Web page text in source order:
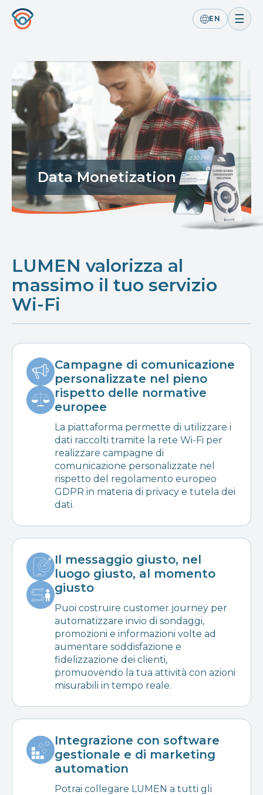
EN ☰
Data Monetization
LUMEN valorizza al
massimo il tuo servizio
Wi-Fi
Campagne di comunicazione
personalizzate nel pieno
rispetto delle normative
europee
La piattaforma permette di utilizzare i
dati raccolti tramite la rete Wi-Fi per
realizzare campagne di
comunicazione personalizzate nel
rispetto del regolamento europeo
GDPR in materia di privacy e tutela dei
dati.
Il messaggio giusto, nel
luogo giusto, al momento
giusto
Puoi costruire customer journey per
automatizzare invio di sondaggi,
promozioni e informazioni volte ad
aumentare soddisfazione e
fidelizzazione dei clienti,
promuovendo la tua attività con azioni
misurabili in tempo reale.
Integrazione con software
gestionale e di marketing
automation
Potrai collegare LUMEN a tutti gli